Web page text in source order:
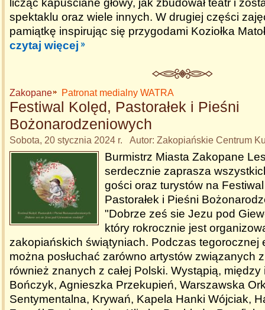
licząc kapuściane głowy, jak zbudował teatr i
spektaklu oraz wiele innych. W drugiej części
pamiątkę inspirując się przygodami Koziołka
czytaj więcej
Zakopane Patronat medialny WATRA
Festiwal Kolęd, Pastorałek i Pieśni
Bożonarodzeniowych
Sobota, 20 stycznia 2024 r. Autor: Zakopiańskie Centrum
Burmistrz Miasta Zakopane
serdecznie zaprasza
gości oraz turystów na
Pastorałek i Pieśni
"Dobrze ześ sie Jezu pod
który rokrocznie jest
zakopiańskich świątyniach. Podczas tegorocznej
można posłuchać zarówno artystów związanych
również znanych z całej Polski. Wystąpią, między
Bończyk, Agnieszka Przekupień, Warszawska
Sentymentalna, Krywań, Kapela Hanki Wójciak,